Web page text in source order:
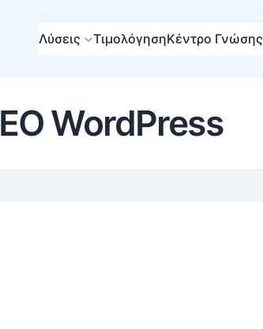
Λύσεις ΤιμολόγησηΚέντρο Γνώσης
WordPress